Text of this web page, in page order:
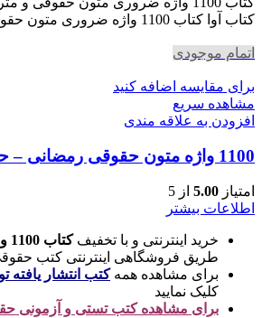
بود.
است.
کتاب آوا کتاب 1100 واژه ضروری متون حقوقی و مترادف
اتمام موجودی
برای مقایسه اضافه کنید
مشاهده سریع
افزودن به علاقه مندی
1100 واژه متون حقوقی رمضانی – حقوق یار
امتیاز 5.00 از 5
اطلاعات بیشتر
خرید اینترنتی و با تخفیفکتاب 1100 واژه متون حقوقی
طریق فروشگاهی اینترنتی کتب
برای مشاهده همهکتب انتشار یافته
کلیک نمایید
برای مشاهده کتب تستی و آزمونی